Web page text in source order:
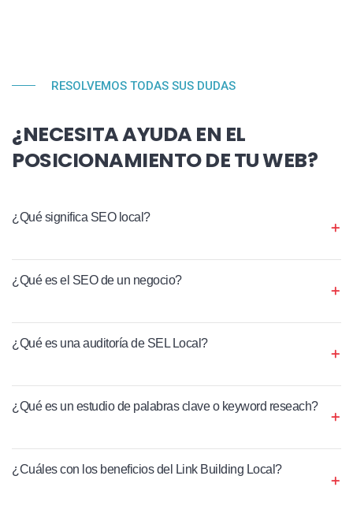
RESOLVEMOS TODAS SUS DUDAS
¿NECESITA AYUDA EN EL
POSICIONAMIENTO DE TU WEB?
¿Qué significa SEO local?
¿Qué es el SEO de un negocio?
¿Qué es una auditoría de SEL Local?
¿Qué es un estudio de palabras clave o keyword reseach?
¿Cuáles con los beneficios del Link Building Local?